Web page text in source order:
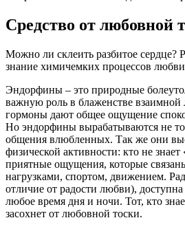
Средство от любовной
Можно ли склеить разбитое сердце?
знание химичемких процессов
Эндорфины – это природные
важную роль в блаженстве
гормоны дают общее ощущение
Но эндорфины вырабатываются не
общения влюбленных. Так же они
физической активности: кто не знает
приятные ощущения, которые
нагрузками, спортом, движением.
отличие от радости любви),
любое время дня и ночи. Тот, кто
засохнет от любовной тоски.